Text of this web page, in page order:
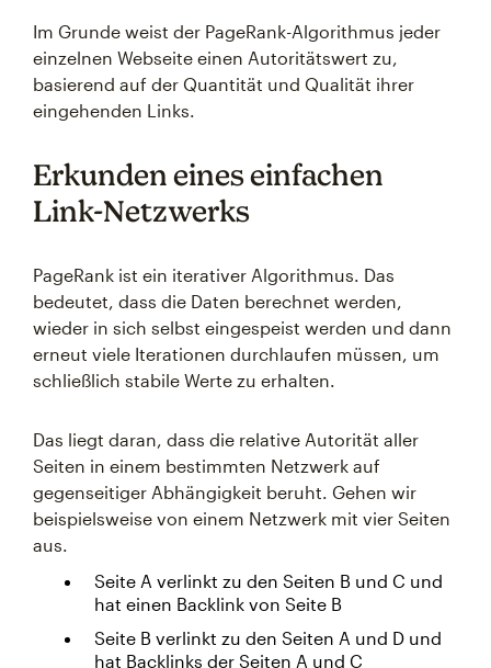
Im Grunde weist der PageRank-Algorithmus jeder
einzelnen Webseite einen Autoritätswert zu,
basierend auf der Quantität und Qualität ihrer
eingehenden Links.
Erkunden eines einfachen
Link-Netzwerks
PageRank ist ein iterativer Algorithmus. Das
bedeutet, dass die Daten berechnet werden,
wieder in sich selbst eingespeist werden und dann
erneut viele Iterationen durchlaufen müssen, um
schließlich stabile Werte zu erhalten.
Das liegt daran, dass die relative Autorität aller
Seiten in einem bestimmten Netzwerk auf
gegenseitiger Abhängigkeit beruht. Gehen wir
beispielsweise von einem Netzwerk mit vier Seiten
aus.
Seite A verlinkt zu den Seiten B und C und
hat einen Backlink von Seite B
Seite B verlinkt zu den Seiten A und D und
hat Backlinks der Seiten A und C